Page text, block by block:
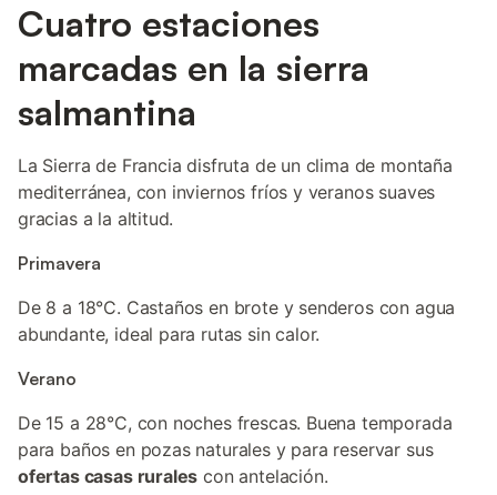
Cuatro estaciones
marcadas en la sierra
salmantina
La Sierra de Francia disfruta de un clima de montaña
mediterránea, con inviernos fríos y veranos suaves
gracias a la altitud.
Primavera
De 8 a 18°C. Castaños en brote y senderos con agua
abundante, ideal para rutas sin calor.
Verano
De 15 a 28°C, con noches frescas. Buena temporada
para baños en pozas naturales y para reservar sus
ofertas casas rurales con antelación.